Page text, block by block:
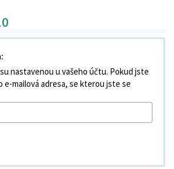
nastavenou u vašeho účtu. Pokud jste
e-mailová adresa, se kterou jste se